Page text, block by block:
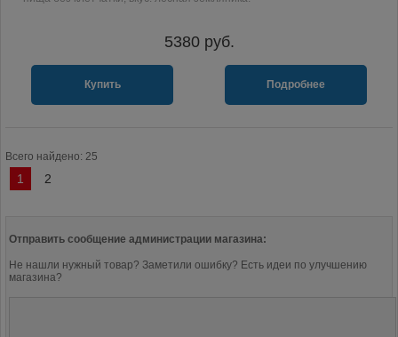
5380руб.
Купить Подробнее
Всего найдено: 25
1 2
Отправить сообщение администрации магазина:
Не нашли нужный товар? Заметили ошибку? Есть идеи по улучшению
магазина?